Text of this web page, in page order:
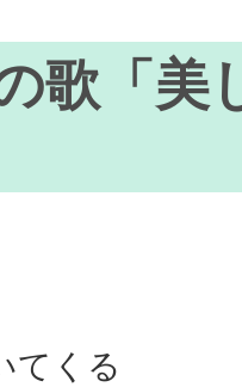
歌「美
てくる